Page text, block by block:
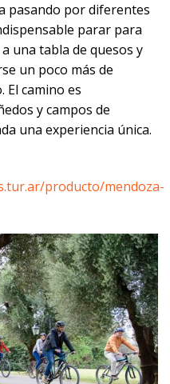
pasando por diferentes
parar para
una tabla de quesos y
un poco más de
camino es
y campos de
una experiencia única.
producto/mendoza-